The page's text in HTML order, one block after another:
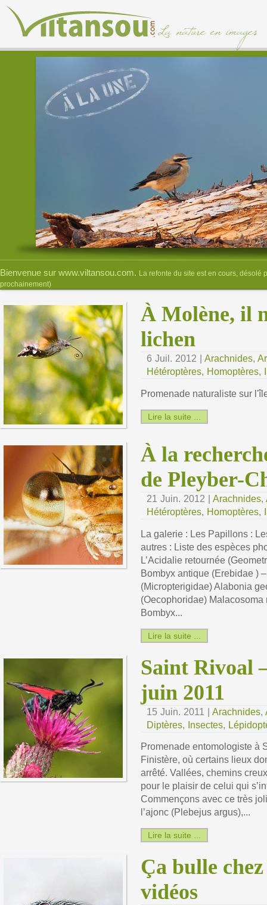
Bienvenue sur www.viltansou.com. La refonte du site est en cours,
prochainement)
À Molène, il
lichen
6 Juil. 2012 | Arachnides,
Hétéroptères, Homoptères,
Promenade naturaliste sur
Lire la suite ...
À la
de Pleyber-
21 Juin. 2012 | Arachnides,
Hétéroptères, Homoptères,
La galerie : Les Papillons :
autres : Liste des espèces
L’Acidalie retournée
Bombyx antique (Erebidae )
(Micropterigidae) Alabonia
(Oecophoridae)
Bombyx...
Lire la suite ...
Saint Rivoal
juin 2011
15 Juin. 2011 | Arachnides,
Diptères, Insectes,
Promenade entomologiste à
Finistère, où certains lieux
arrêté. Vallées, chemins
pour le plaisir de celui qui
Commençons avec ce très
l’ajonc (Plebejus argus),...
Lire la suite ...
Ça bulle
vidéos